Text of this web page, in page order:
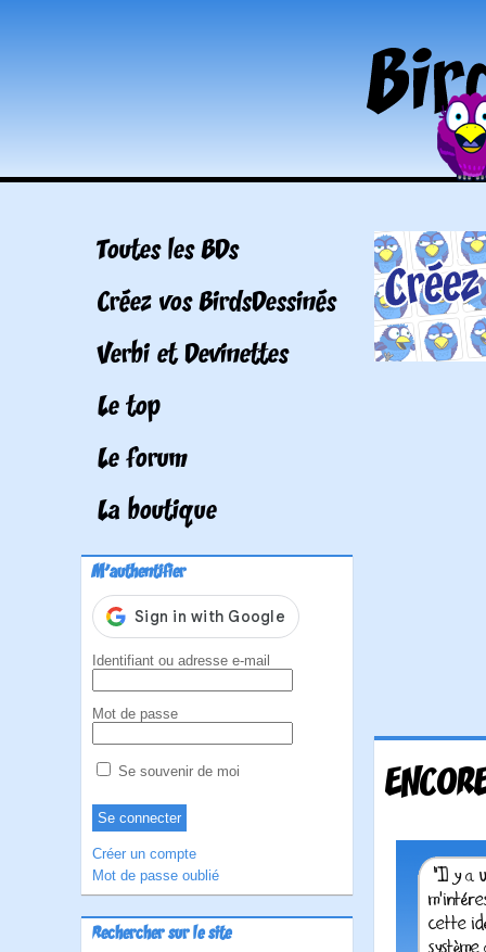
Toutes les BDs
Créez vos BirdsDessinés
Verbi et Devinettes
Le top
Le forum
La boutique
M'authentifier
Identifiant ou adresse e-mail
Mot de passe
Se souvenir de moi
Créer un compte
Mot de passe oublié
Rechercher sur le site